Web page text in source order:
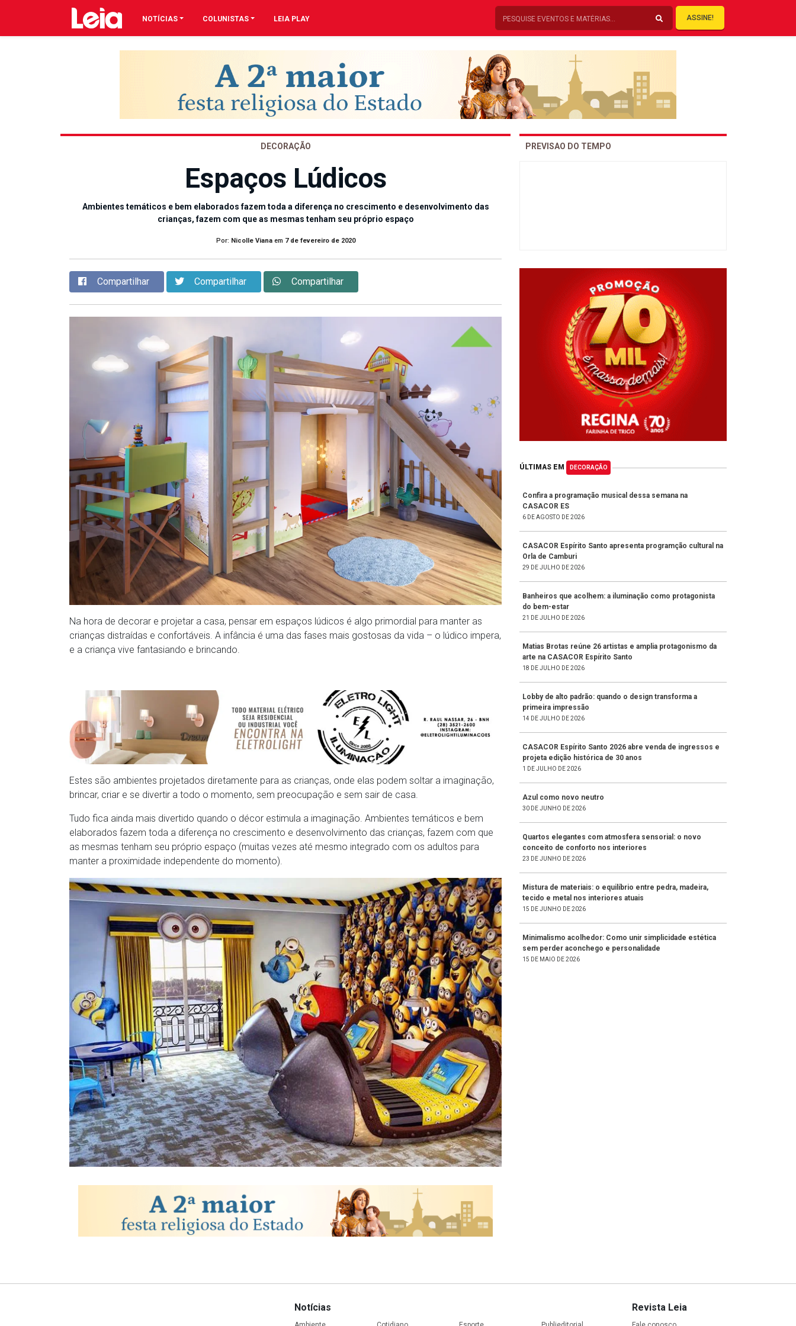
NOTÍCIAS COLUNISTAS LEIA PLAY ASSINE!
DECORAÇÃO
Espaços Lúdicos
Ambientes temáticos e bem elaborados fazem toda a diferença no crescimento e desenvolvimento das
crianças, fazem com que as mesmas tenham seu próprio espaço
Por: Nicolle Vianaem 7 de fevereiro de 2020
Compartilhar Compartilhar Compartilhar
Na hora de decorar e projetar a casa, pensar em espaços lúdicos é algo primordial para manter as
crianças distraídas e confortáveis. A infância é uma das fases mais gostosas da vida – o lúdico impera,
e a criança vive fantasiando e brincando.
Estes são ambientes projetados diretamente para as crianças, onde elas podem soltar a imaginação,
brincar, criar e se divertir a todo o momento, sem preocupação e sem sair de casa.
Tudo fica ainda mais divertido quando o décor estimula a imaginação. Ambientes temáticos e bem
elaborados fazem toda a diferença no crescimento e desenvolvimento das crianças, fazem com que
as mesmas tenham seu próprio espaço (muitas vezes até mesmo integrado com os adultos para
manter a proximidade independente do momento).
PREVISAO DO TEMPO
ÚLTIMAS EM DECORAÇÃO
Confira a programação musical dessa semana na
CASACOR ES
6 DE AGOSTO DE 2026
CASACOR Espírito Santo apresenta programção cultural na
Orla de Camburi
29 DE JULHO DE 2026
Banheiros que acolhem: a iluminação como protagonista
do bem-estar
21 DE JULHO DE 2026
Matias Brotas reúne 26 artistas e amplia protagonismo da
arte na CASACOR Espírito Santo
18 DE JULHO DE 2026
Lobby de alto padrão: quando o design transforma a
primeira impressão
14 DE JULHO DE 2026
CASACOR Espírito Santo 2026 abre venda de ingressos e
projeta edição histórica de 30 anos
1 DE JULHO DE 2026
Azul como novo neutro
30 DE JUNHO DE 2026
Quartos elegantes com atmosfera sensorial: o novo
conceito de conforto nos interiores
23 DE JUNHO DE 2026
Mistura de materiais: o equilíbrio entre pedra, madeira,
tecido e metal nos interiores atuais
15 DE JUNHO DE 2026
Minimalismo acolhedor: Como unir simplicidade estética
sem perder aconchego e personalidade
15 DE MAIO DE 2026
Notícias Revista Leia